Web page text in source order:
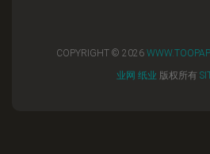
COPYRIGHT © 2026
业网 纸业 版权所有